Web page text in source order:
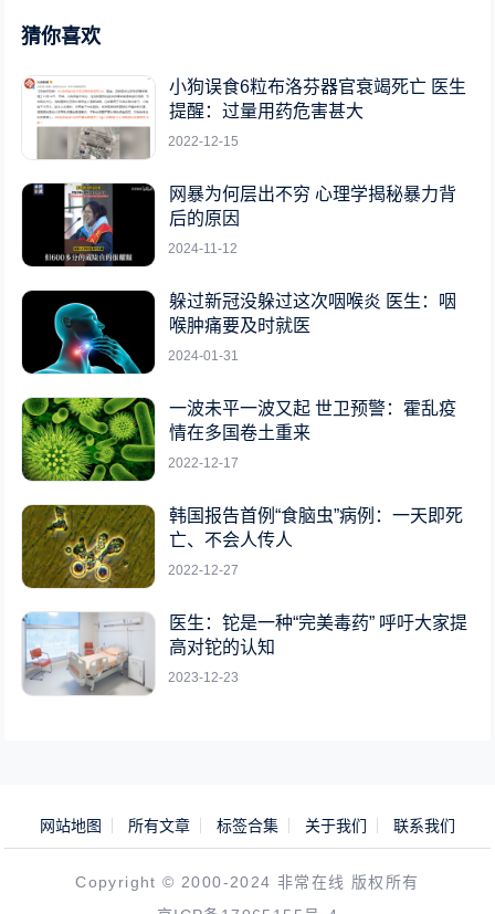
猜你喜欢
小狗误食6粒布洛芬器官衰竭死亡 医生
提醒：过量用药危害甚大
2022-12-15
网暴为何层出不穷 心理学揭秘暴力背
后的原因
2024-11-12
躲过新冠没躲过这次咽喉炎 医生：咽
喉肿痛要及时就医
2024-01-31
一波未平一波又起 世卫预警：霍乱疫
情在多国卷土重来
2022-12-17
韩国报告首例“食脑虫”病例：一天即死
亡、不会人传人
2022-12-27
医生：铊是一种“完美毒药” 呼吁大家提
高对铊的认知
2023-12-23
网站地图 所有文章 标签合集 关于我们 联系我们
Copyright © 2000-2024 非常在线 版权所有